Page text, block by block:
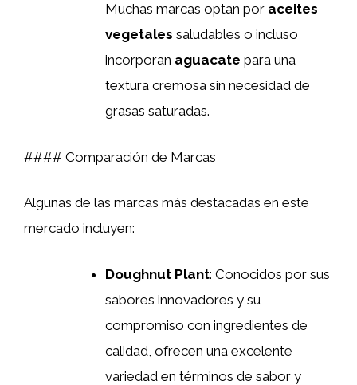
Muchas marcas optan por aceites
vegetales saludables o incluso
incorporan aguacate para una
textura cremosa sin necesidad de
grasas saturadas.
#### Comparación de Marcas
Algunas de las marcas más destacadas en este
mercado incluyen:
Doughnut Plant: Conocidos por sus
sabores innovadores y su
compromiso con ingredientes de
calidad, ofrecen una excelente
variedad en términos de sabor y